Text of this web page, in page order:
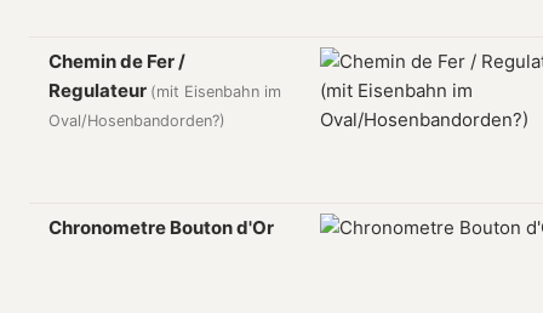
Chemin de Fer /
Regulateur (mit Eisenbahn im
Oval/Hosenbandorden?)
Chronometre Bouton d'Or